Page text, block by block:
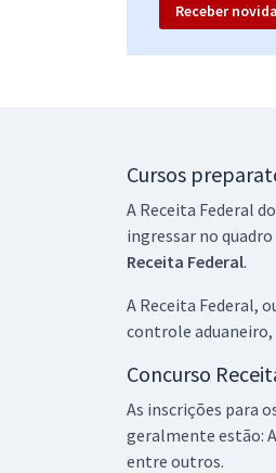
Receber
Cursos
A Receita Federal
ingressar no
Receita Federal.
A Receita Federal,
controle aduaneiro,
Concurso
As inscrições para
geralmente estão:
entre outros.